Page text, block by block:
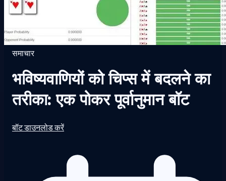
समाचार
भविष्यवाणियों को चिप्स में बदलने का
तरीका: एक पोकर पूर्वानुमान बॉट
बॉट डाउनलोड करें